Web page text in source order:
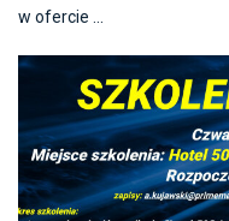
w ofercie ...